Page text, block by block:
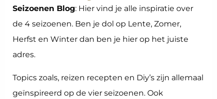
Seizoenen Blog: Hier vind je alle inspiratie over
de 4 seizoenen. Ben je dol op Lente, Zomer,
Herfst en Winter dan ben je hier op het juiste
adres.
Topics zoals, reizen recepten en Diy’s zijn allemaal
geïnspireerd op de vier seizoenen. Ook